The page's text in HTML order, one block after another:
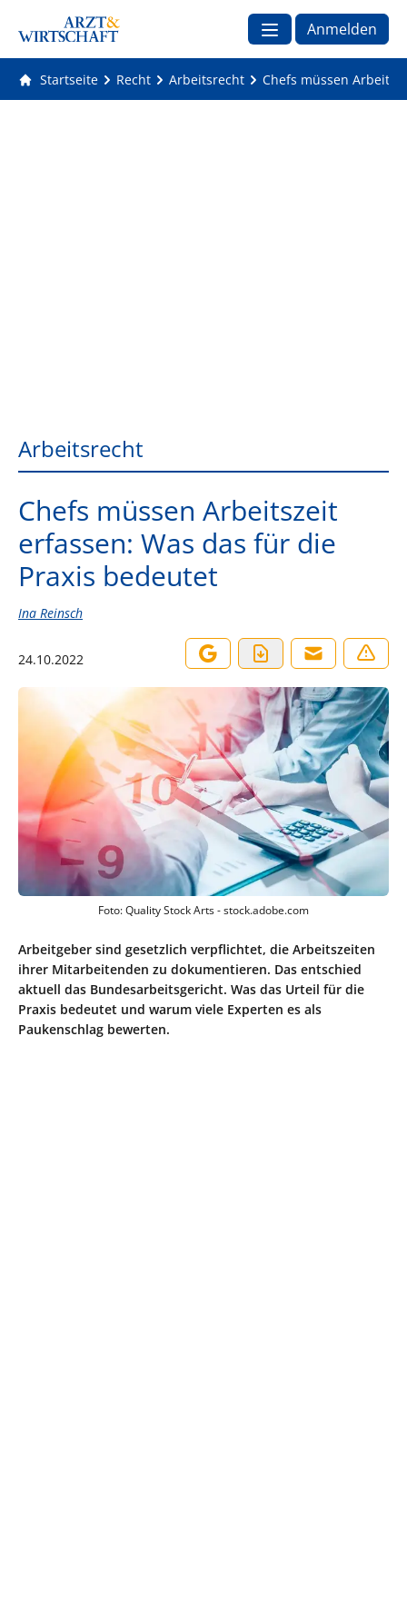
Anmelden
Startseite Recht Arbeitsrecht Chefs müssen
Arbeitsrecht
Chefs müssen Arbeitszeit
erfassen: Was das für die
Praxis bedeutet
Ina Reinsch
24.10.2022
Foto: Quality Stock Arts - stock.adobe.com
Arbeitgeber sind gesetzlich verpflichtet, die Arbeitszeiten
ihrer Mitarbeitenden zu dokumentieren. Das entschied
aktuell das Bundesarbeitsgericht. Was das Urteil für die
Praxis bedeutet und warum viele Experten es als
Paukenschlag bewerten.